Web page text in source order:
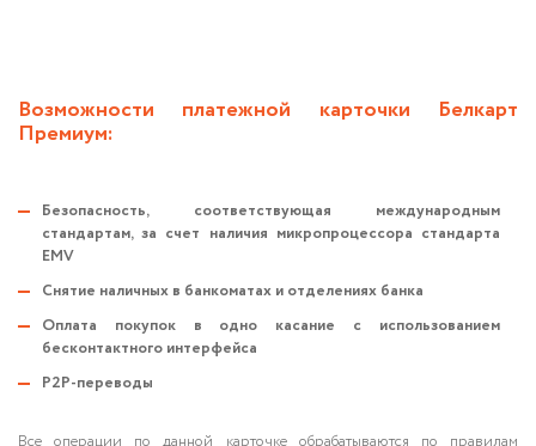
Возможности платежной карточки Белкарт
Премиум:
Безопасность, соответствующая международным
стандартам, за счет наличия микропроцессора стандарта
EMV
Снятие наличных в банкоматах и отделениях банка
Оплата покупок в одно касание с использованием
бесконтактного интерфейса
P2P-переводы